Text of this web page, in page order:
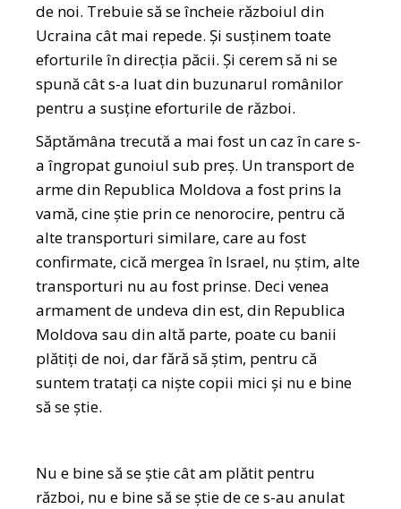
de noi. Trebuie să se încheie războiul din
Ucraina cât mai repede. Și susținem toate
eforturile în direcția păcii. Și cerem să ni se
spună cât s-a luat din buzunarul românilor
pentru a susține eforturile de război.
Săptămâna trecută a mai fost un caz în care s-
a îngropat gunoiul sub preș. Un transport de
arme din Republica Moldova a fost prins la
vamă, cine știe prin ce nenorocire, pentru că
alte transporturi similare, care au fost
confirmate, cică mergea în Israel, nu știm, alte
transporturi nu au fost prinse. Deci venea
armament de undeva din est, din Republica
Moldova sau din altă parte, poate cu banii
plătiți de noi, dar fără să știm, pentru că
suntem tratați ca niște copii mici și nu e bine
să se știe.
Nu e bine să se știe cât am plătit pentru
război, nu e bine să se știe de ce s-au anulat